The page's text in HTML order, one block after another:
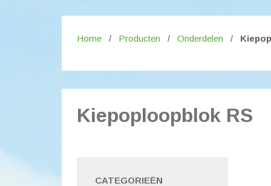
Home / Producten / Onderdelen /
Kiepoploopblok RS
CATEGORIEËN